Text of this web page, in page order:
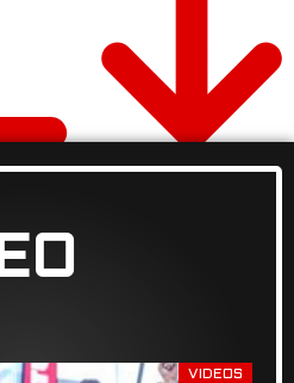
Network Retweeted
VIDEOS